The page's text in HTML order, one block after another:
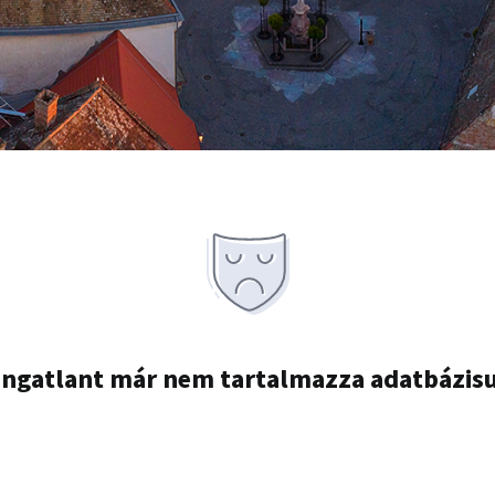
már nem tartalmazza